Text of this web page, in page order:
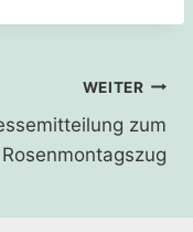
WEITER
zum
Rosenmontagszug